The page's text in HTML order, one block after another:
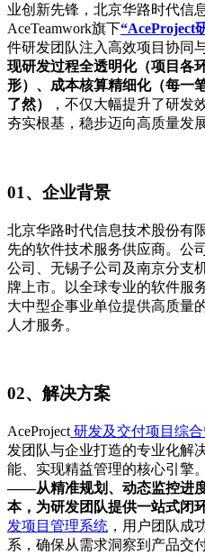
业创新先锋，北京华路时代信
AceTeamwork旗下“AceProject
件研发团队注入高效项目协同
现研发过程全透明化（项目各
形）、成本核算精细化（每一
了然）
，不仅大幅提升了研发
夯实根基，稳步迈向高质量发
01、企业背景
北京华路时代信息技术股份有
先的软件技术服务供应商。公
公司、无锡子公司及南京分支
牌上市。以全球专业的软件服
大中型企事业单位提供高质量
人才服务。
02、解决方案
AceProject 研发及交付项目综
发团队与企业打造的专业化解
能、实现精益管理的核心引擎。
——从精准规划、动态监控进
本，为研发团队提供一站式闭
发项目管理系统 ，用户团队成
系，确保从需求洞察到产品交